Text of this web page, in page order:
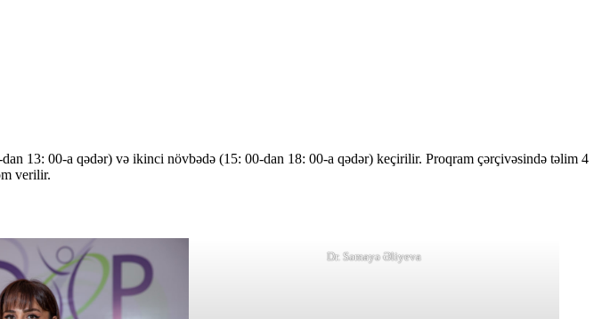
13: 00-a qədər) və ikinci növbədə (15: 00-dan 18: 00-a qədər) keçirilir. Proqram çərçivəsində təlim 4
verilir.
Dr. Səmayə Əliyeva